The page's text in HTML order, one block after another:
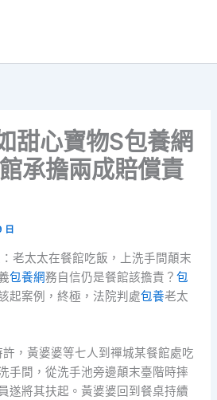
甜心寶物S包養網
承擔兩成賠償責
日
老太太在餐館吃飯，上洗手間顛末
包養網務自信仍是餐館該擔責？包
起案例，終極，法院判處包養老太
黃婆婆等七人到禪城某餐館處吃
手間，從洗手池旁邊顛末臺階時摔
遂將其扶起。黃婆婆回到餐桌持續